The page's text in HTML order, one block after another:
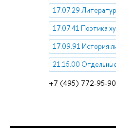
+7 (495) 772-95-90